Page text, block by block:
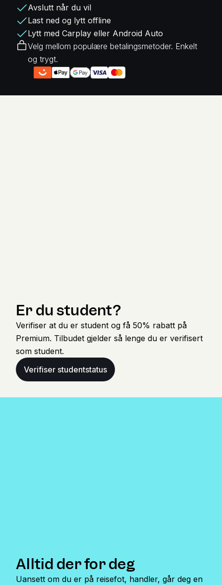
Avslutt når du vil
Last ned og lytt offline
Lytt med Carplay eller Android Auto
Velg mellom populære betalingsmetoder. Enkelt
og trygt.
Er du student?
Verifiser at du er student og få 50% rabatt på
Premium. Tilbudet gjelder så lenge du er verifisert
som student.
Verifiser studentstatus
Alltid der for deg
Uansett om du er på reisefot, handler, går deg en